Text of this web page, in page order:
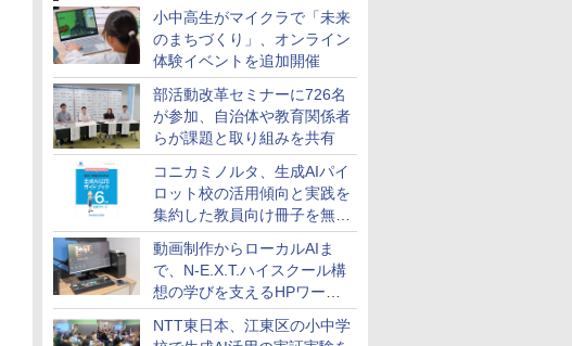
小中高生がマイクラで「未来
のまちづくり」、オンライン
体験イベントを追加開催
部活動改革セミナーに726名
が参加、自治体や教育関係者
らが課題と取り組みを共有
コニカミノルタ、生成AIパイ
ロット校の活用傾向と実践を
集約した教員向け冊子を無料
公開
動画制作からローカルAIま
で、N-E.X.T.ハイスクール構
想の学びを支えるHPワーク
ステーション
NTT東日本、江東区の小中学